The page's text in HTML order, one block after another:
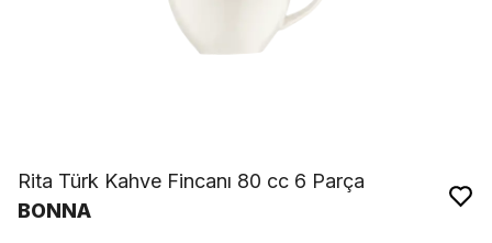
Rita Türk Kahve Fincanı 80 cc 6 Parça
BONNA